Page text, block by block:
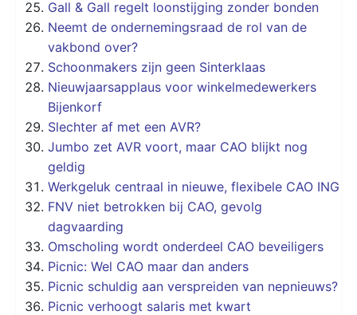
Gall & Gall regelt loonstijging zonder bonden
Neemt de ondernemingsraad de rol van de
vakbond over?
Schoonmakers zijn geen Sinterklaas
Nieuwjaarsapplaus voor winkelmedewerkers
Bijenkorf
Slechter af met een AVR?
Jumbo zet AVR voort, maar CAO blijkt nog
geldig
Werkgeluk centraal in nieuwe, flexibele CAO ING
FNV niet betrokken bij CAO, gevolg
dagvaarding
Omscholing wordt onderdeel CAO beveiligers
Picnic: Wel CAO maar dan anders
Picnic schuldig aan verspreiden van nepnieuws?
Picnic verhoogt salaris met kwart